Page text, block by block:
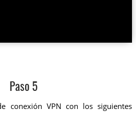
Paso 5
conexión VPN con los siguientes